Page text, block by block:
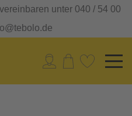
unter 040 / 54 00